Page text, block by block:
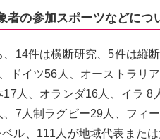
者の参加スポーツなどにつ
、14件は横断研究、5件は縦
ドイツ56人、オーストラリ
17人、オランダ16人、イラ
、7人制ラグビー29人、フィ
ル、111人が地域代表または